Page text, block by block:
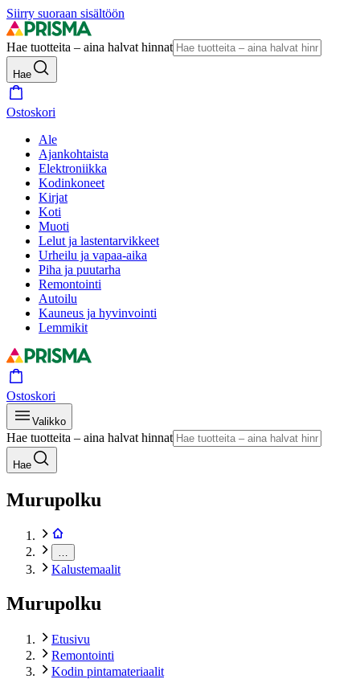
Siirry suoraan sisältöön
Hae tuotteita – aina halvat hinnat
Hae
Ostoskori
Ale
Ajankohtaista
Elektroniikka
Kodinkoneet
Kirjat
Koti
Muoti
Lelut ja lastentarvikkeet
Urheilu ja vapaa-aika
Piha ja puutarha
Remontointi
Autoilu
Kauneus ja hyvinvointi
Lemmikit
Ostoskori
Valikko
Hae tuotteita – aina halvat hinnat
Hae
Murupolku
Kalustemaalit
Murupolku
Etusivu
Remontointi
Kodin pintamateriaalit